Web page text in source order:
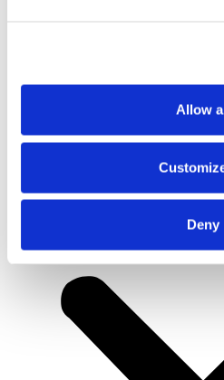
Allow
Deny